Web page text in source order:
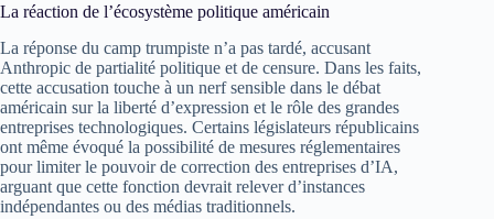
La réaction de l’écosystème politique américain
La réponse du camp trumpiste n’a pas tardé, accusant
Anthropic de partialité politique et de censure. Dans les faits,
cette accusation touche à un nerf sensible dans le débat
américain sur la liberté d’expression et le rôle des grandes
entreprises technologiques. Certains législateurs républicains
ont même évoqué la possibilité de mesures réglementaires
pour limiter le pouvoir de correction des entreprises d’IA,
arguant que cette fonction devrait relever d’instances
indépendantes ou des médias traditionnels.